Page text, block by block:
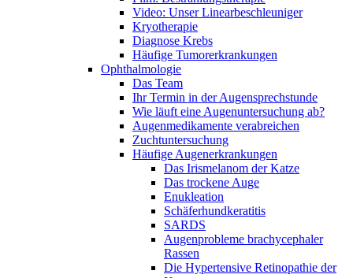
Video: Unser Linearbeschleuniger
Kryotherapie
Diagnose Krebs
Häufige Tumorerkrankungen
Ophthalmologie
Das Team
Ihr Termin in der Augensprechstunde
Wie läuft eine Augenuntersuchung ab?
Augenmedikamente verabreichen
Zuchtuntersuchung
Häufige Augenerkrankungen
Das Irismelanom der Katze
Das trockene Auge
Enukleation
Schäferhundkeratitis
SARDS
Augenprobleme brachycephaler
Rassen
Die Hypertensive Retinopathie der